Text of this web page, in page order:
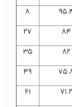
۸
۸۴ ۲۷
۸۲ ۳۵
۴۹
۷۱.۲ ۶۱